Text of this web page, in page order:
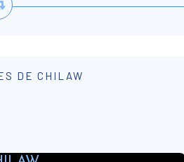
DE CHILAW